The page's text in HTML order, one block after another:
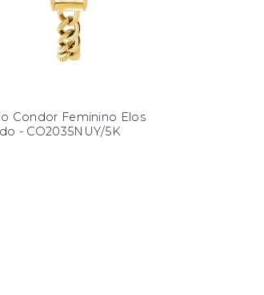
Condor Feminino Elos
- CO2035NUY/5K